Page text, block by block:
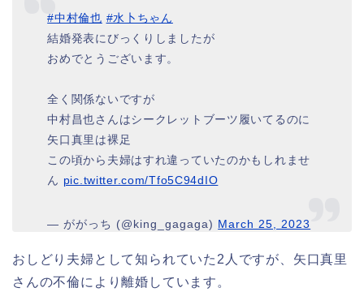
#中村倫也 #水卜ちゃん
結婚発表にびっくりしましたが
おめでとうございます。
全く関係ないですが
中村昌也さんはシークレットブーツ履いてるのに
矢口真里は裸足
この頃から夫婦はすれ違っていたのかもしれませ
ん pic.twitter.com/Tfo5C94dIO
— ががっち (@king_gagaga) March 25, 2023
おしどり夫婦として知られていた2人ですが、矢口真里
さんの不倫により離婚しています。